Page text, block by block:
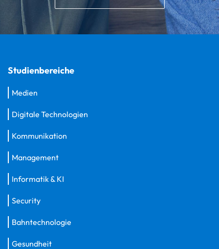
Studienbereiche
Medien
Digitale Technologien
Kommunikation
Management
Informatik & KI
Security
Bahntechnologie
Gesundheit